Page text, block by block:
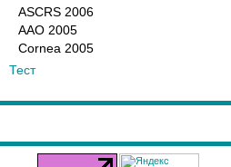
ASCRS 2006
AAO 2005
Cornea 2005
Тест